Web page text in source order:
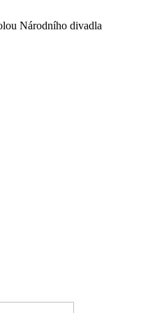
Národního divadla